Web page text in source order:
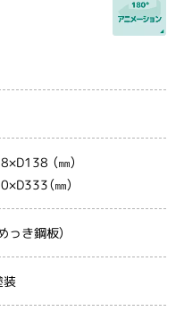
（㎜）
（㎜）
っき鋼板）
装